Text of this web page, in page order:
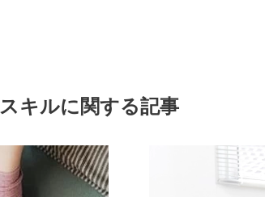
キルに関する記事